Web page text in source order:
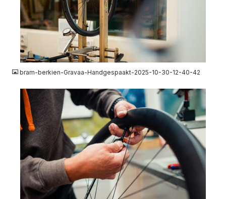
JPG
bram-berkien-Gravaa-Handgespaakt-2025-10-30-12-40-42